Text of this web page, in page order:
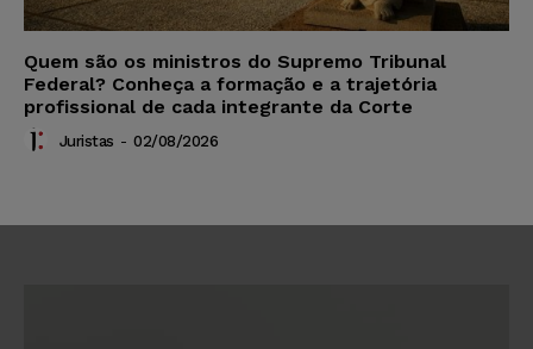
Quem são os ministros do Supremo Tribunal
Federal? Conheça a formação e a trajetória
profissional de cada integrante da Corte
Juristas - 02/08/2026